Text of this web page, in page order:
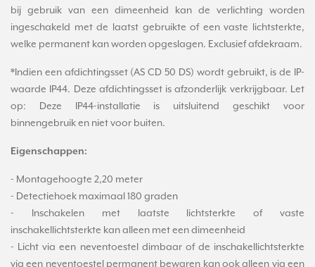
bij gebruik van een dimeenheid kan de verlichting worden
ingeschakeld met de laatst gebruikte of een vaste lichtsterkte,
welke permanent kan worden opgeslagen. Exclusief afdekraam.
*Indien een afdichtingsset (AS CD 50 DS) wordt gebruikt, is de IP-
waarde IP44. Deze afdichtingsset is afzonderlijk verkrijgbaar. Let
op: Deze IP44-installatie is uitsluitend geschikt voor
binnengebruik en niet voor buiten.
Eigenschappen:
- Montagehoogte 2,20 meter
- Detectiehoek maximaal 180 graden
- Inschakelen met laatste lichtsterkte of vaste
inschakellichtsterkte kan alleen met een dimeenheid
- Licht via een neventoestel dimbaar of de inschakellichtsterkte
via een neventoestel permanent bewaren kan ook alleen via een